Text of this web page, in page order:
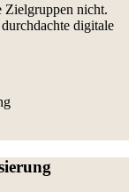
Zielgruppen nicht.
digitale